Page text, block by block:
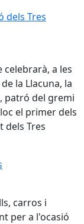
dels Tres
celebrarà, a les
la Llacuna, la
patró del gremi
el primer dels
dels Tres
carros i
per a l'ocasió